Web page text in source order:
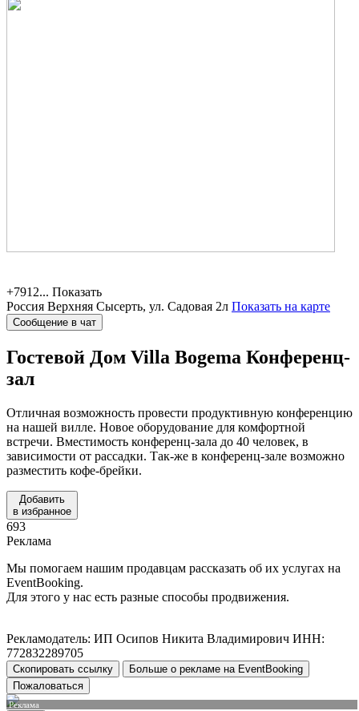
+7912... Показать
Россия Верхняя Сысерть, ул. Садовая 2л Показать на карте
Сообщение в чат
Гостевой Дом Villa Bogema Конференц-
зал
Отличная возможность провести продуктивную конференцию
на нашей вилле. Новое оборудование для комфортной
встречи. Вместимость конференц-зала до 40 человек, в
зависимости от рассадки. Так-же в конференц-зале возможно
разместить кофе-брейки.
Добавить
в избранное
693
Реклама
Мы помогаем нашим продавцам рассказать об их услугах на
EventBooking.
Для этого у нас есть разные способы продвижения.
Рекламодатель: ИП Осипов Никита Владимирович ИНН:
772832289705
Скопировать ссылку
Больше о рекламе на EventBooking
Пожаловаться
Реклама